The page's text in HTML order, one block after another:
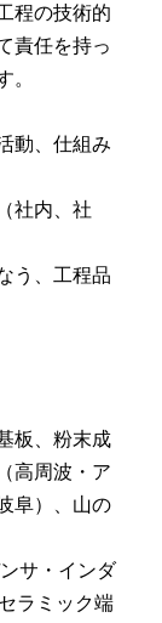
程の技術的
責任を持っ
。
動、仕組み
社内、社
う、工程品
板、粉末成
高周波・ア
阜）、山の
サ・インダ
ラミック端